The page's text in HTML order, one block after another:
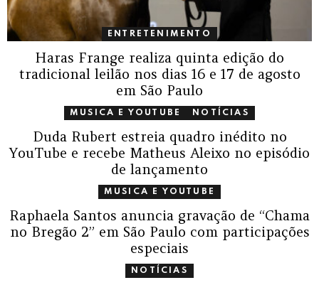
ENTRETENIMENTO
Haras Frange realiza quinta edição do
tradicional leilão nos dias 16 e 17 de agosto
em São Paulo
MUSICA E YOUTUBE NOTÍCIAS
Duda Rubert estreia quadro inédito no
YouTube e recebe Matheus Aleixo no episódio
de lançamento
MUSICA E YOUTUBE
Raphaela Santos anuncia gravação de “Chama
no Bregão 2” em São Paulo com participações
especiais
NOTÍCIAS